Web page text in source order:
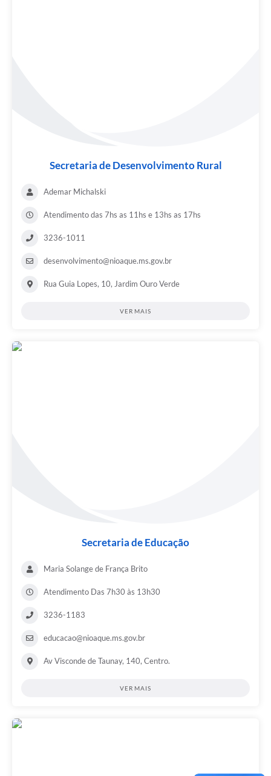
Secretaria de Desenvolvimento Rural
Ademar Michalski
Atendimento das 7hs as 11hs e 13hs as 17hs
3236-1011
desenvolvimento@nioaque.ms.gov.br
Rua Guia Lopes, 10, Jardim Ouro Verde
VER MAIS
Secretaria de Educação
Maria Solange de França Brito
Atendimento Das 7h30 às 13h30
3236-1183
educacao@nioaque.ms.gov.br
Av Visconde de Taunay, 140, Centro.
VER MAIS